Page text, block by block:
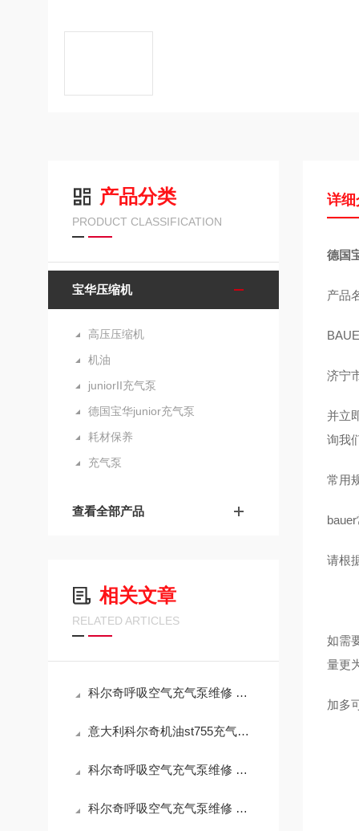
产品分类
PRODUCT CLASSIFICATION
宝华压缩机
高压压缩机
机油
juniorII充气泵
德国宝华junior充气泵
耗材保养
充气泵
查看全部产品
相关文章
RELATED ARTICLES
科尔奇呼吸空气充气泵维修 ST755机油油位检查
意大利科尔奇机油st755充气泵保养润滑油
科尔奇呼吸空气充气泵维修 ST755压缩机机油
科尔奇呼吸空气充气泵维修 ST755压缩机机油油位检查
详细
德国
产品
济宁
并立
询我
常用
请根
如需
量更
加多